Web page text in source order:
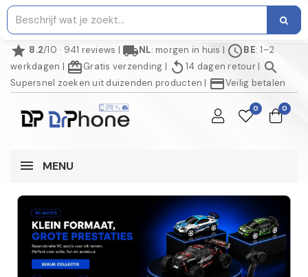
star 8.2/10 · 941 reviews | local_shippingNL: morgen in huis | scheduleBE: 1–2
werkdagen | redeemGratis verzending | replay 14 dagen retour| search
Supersnel zoeken uit duizenden producten | credit_cardVeilig betalen
0 0
MENU